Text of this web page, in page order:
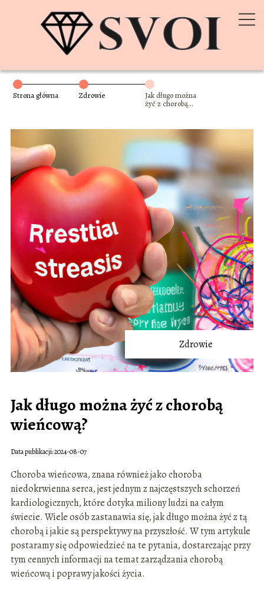
Strona główna Zdrowie
Jak długo można
żyć z chorobą
Zdrowie
Jak długo można żyć z chorobą
wieńcową?
Data publikacji: 2024-08-07
Choroba wieńcowa, znana również jako choroba
niedokrwienna serca, jest jednym z najczęstszych schorzeń
kardiologicznych, które dotyka miliony ludzi na całym
świecie. Wiele osób zastanawia się, jak długo można żyć z tą
chorobą i jakie są perspektywy na przyszłość. W tym artykule
postaramy się odpowiedzieć na te pytania, dostarczając przy
tym cennych informacji na temat zarządzania chorobą
wieńcową i poprawy jakości życia.